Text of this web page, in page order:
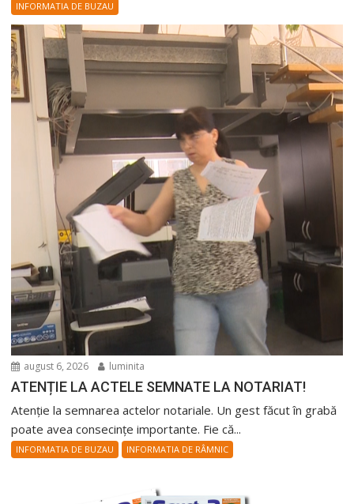
INFORMATIA DE BUZAU
august 6, 2026 luminita
ATENȚIE LA ACTELE SEMNATE LA NOTARIAT!
Atenție la semnarea actelor notariale. Un gest făcut în grabă
poate avea consecințe importante. Fie că...
INFORMATIA DE BUZAU INFORMATIA DE RÂMNIC